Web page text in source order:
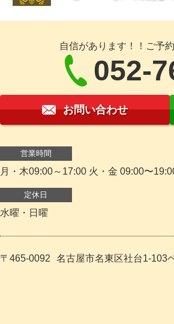
自信があります！！ご予
052-
お問い合わせ
営業時間
月・木09:00～17:00 火・金 09:00〜
定休日
水曜・日曜
〒465-0092 名古屋市名東区社台1-103